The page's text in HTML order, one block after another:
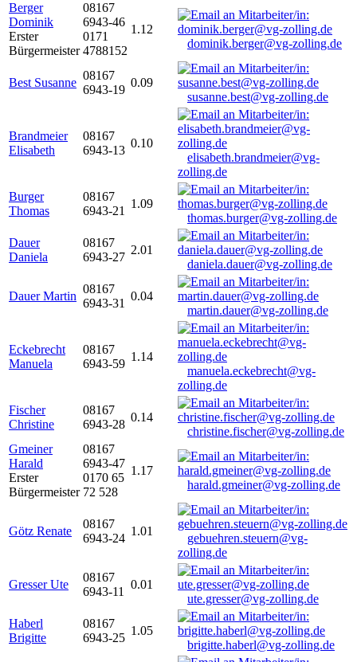
Berger
Dominik
Erster
Bürgermeister
08167
6943-46
0171
4788152
1.12
dominik.berger@vg-zolling.de
Best Susanne
08167
6943-19
0.09
susanne.best@vg-zolling.de
Brandmeier
Elisabeth
08167
6943-13
0.10
elisabeth.brandmeier@vg-
zolling.de
Burger
Thomas
08167
6943-21
1.09
thomas.burger@vg-zolling.de
Dauer
Daniela
08167
6943-27
2.01
daniela.dauer@vg-zolling.de
Dauer Martin
08167
6943-31
0.04
martin.dauer@vg-zolling.de
Eckebrecht
Manuela
08167
6943-59
1.14
manuela.eckebrecht@vg-
zolling.de
Fischer
Christine
08167
6943-28
0.14
christine.fischer@vg-zolling.de
Gmeiner
Harald
Erster
Bürgermeister
08167
6943-47
0170 65
72 528
1.17
harald.gmeiner@vg-zolling.de
Götz Renate
08167
6943-24
1.01
gebuehren.steuern@vg-
zolling.de
Gresser Ute
08167
6943-11
0.01
ute.gresser@vg-zolling.de
Haberl
Brigitte
08167
6943-25
1.05
brigitte.haberl@vg-zolling.de